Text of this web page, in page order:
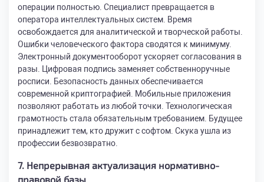
операции полностью. Специалист превращается в
оператора интеллектуальных систем. Время
освобождается для аналитической и творческой работы.
Ошибки человеческого фактора сводятся к минимуму.
Электронный документооборот ускоряет согласования в
разы. Цифровая подпись заменяет собственноручные
росписи. Безопасность данных обеспечивается
современной криптографией. Мобильные приложения
позволяют работать из любой точки. Технологическая
грамотность стала обязательным требованием. Будущее
принадлежит тем, кто дружит с софтом. Скука ушла из
профессии безвозвратно.
7. Непрерывная актуализация нормативно-
правовой базы